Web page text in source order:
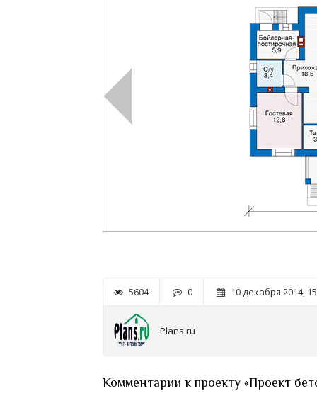
5604 0 10 декабря 2014,
Plans.ru
Комментарии к проекту «Проект